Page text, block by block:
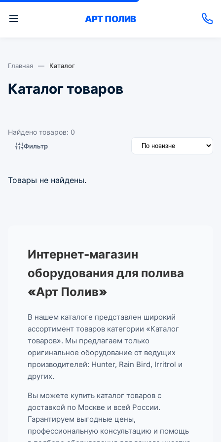
АРТ ПОЛИВ
Главная — Каталог
Каталог товаров
Найдено товаров: 0
Фильтр
Товары не найдены.
Интернет-магазин
оборудования для полива
«Арт Полив»
В нашем каталоге представлен широкий
ассортимент товаров категории «Каталог
товаров». Мы предлагаем только
оригинальное оборудование от ведущих
производителей: Hunter, Rain Bird, Irritrol и
других.
Вы можете купить каталог товаров с
доставкой по Москве и всей России.
Гарантируем выгодные цены,
профессиональную консультацию и помощь